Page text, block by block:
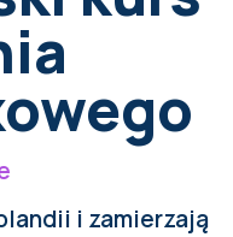
i zamierzają